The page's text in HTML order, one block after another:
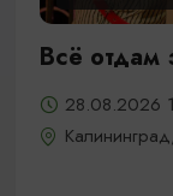
Всё отдам
28.08.2026